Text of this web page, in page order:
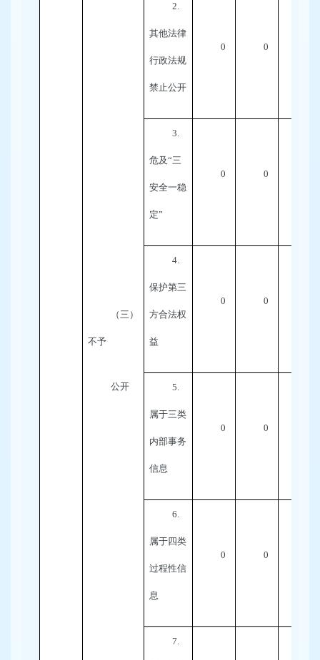
（三）
不予
公开
2.
其他法律
行政法规
禁止公开
0 0
3.
危及“三
安全一稳
定”
0 0
4.
保护第三
方合法权
益
0 0
5.
属于三类
内部事务
信息
0 0
6.
属于四类
过程性信
息
0 0
7.